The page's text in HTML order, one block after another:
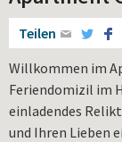
Teilen
Willkommen im
Feriendomizil im
einladendes
und Ihren Lieben